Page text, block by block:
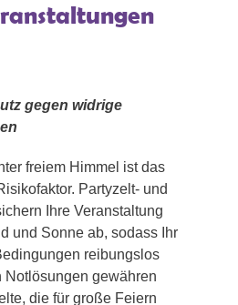
gegen widrige
freiem Himmel ist das
Partyzelt- und
Ihre Veranstaltung
und Sonne ab, sodass Ihr
reibungslos
Notlösungen gewähren
die für große Feiern